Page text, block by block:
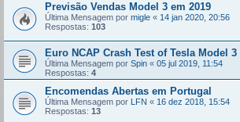
Previsão Vendas Model 3 em 2019
Última Mensagem por migle « 14 jan 2020, 20:56
Respostas: 103
Euro NCAP Crash Test of Tesla Model 3
Última Mensagem por Spin « 05 jul 2019, 11:54
Respostas: 4
Encomendas Abertas em Portugal
Última Mensagem por LFN « 16 dez 2018, 15:54
Respostas: 13